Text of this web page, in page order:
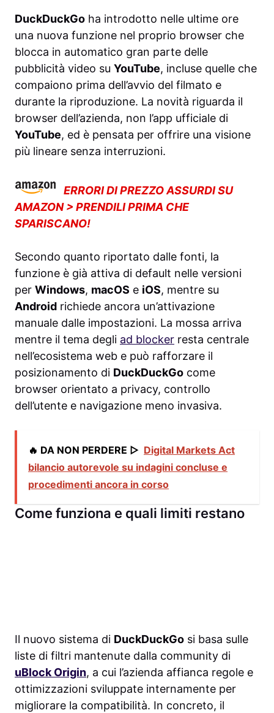
DuckDuckGo ha introdotto nelle ultime ore
una nuova funzione nel proprio browser che
blocca in automatico gran parte delle
pubblicità video su YouTube, incluse quelle che
compaiono prima dell’avvio del filmato e
durante la riproduzione. La novità riguarda il
browser dell’azienda, non l’app ufficiale di
YouTube, ed è pensata per offrire una visione
più lineare senza interruzioni.
ERRORI DI PREZZO ASSURDI SU
AMAZON > PRENDILI PRIMA CHE
SPARISCANO!
Secondo quanto riportato dalle fonti, la
funzione è già attiva di default nelle versioni
per Windows, macOS e iOS, mentre su
Android richiede ancora un’attivazione
manuale dalle impostazioni. La mossa arriva
mentre il tema degli ad blocker resta centrale
nell’ecosistema web e può rafforzare il
posizionamento di DuckDuckGo come
browser orientato a privacy, controllo
dell’utente e navigazione meno invasiva.
🔥 DA NON PERDERE ▷ Digital Markets Act
bilancio autorevole su indagini concluse e
procedimenti ancora in corso
Come funziona e quali limiti restano
Il nuovo sistema di DuckDuckGo si basa sulle
liste di filtri mantenute dalla community di
uBlock Origin, a cui l’azienda affianca regole e
ottimizzazioni sviluppate internamente per
migliorare la compatibilità. In concreto, il